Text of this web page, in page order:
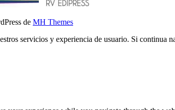
de MH Themes
servicios y experiencia de usuario. Si continua